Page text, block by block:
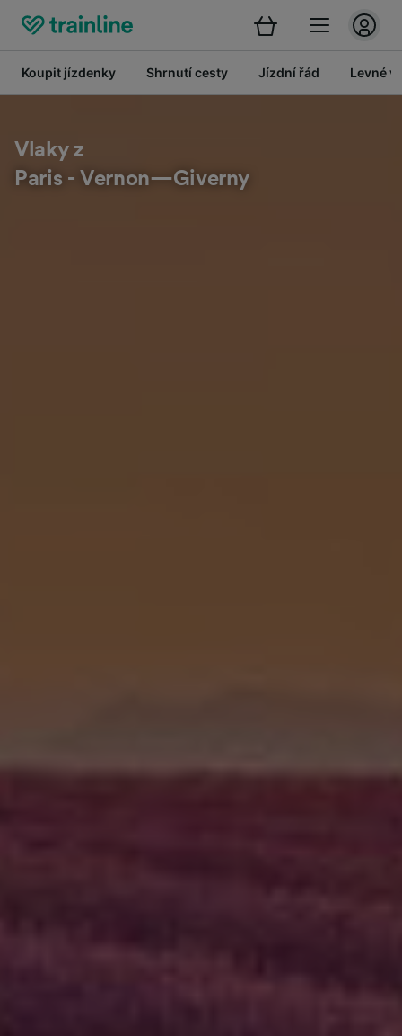
Koupit jízdenky Shrnutí cesty Jízdní řád Levné
Vlaky z
Paris - Vernon—Giverny